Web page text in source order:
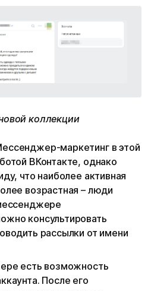
коллекции
маркетинг в этой
ВКонтакте, однако
что наиболее активная
возрастная – люди
консультировать
рассылки от имени
есть возможность
После его